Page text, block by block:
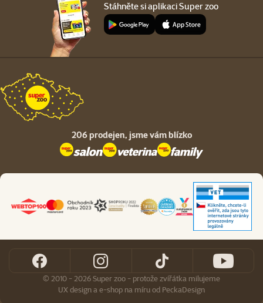
Stáhněte si aplikaci Super zoo
206 prodejen, jsme vám blízko
© 2010 - 2026 Super zoo - protože zvířátka milujeme
UX designa e-shop na míruod PeckaDesign